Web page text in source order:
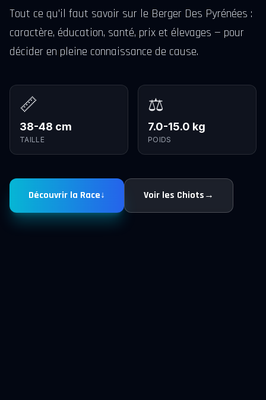
Tout ce qu'il faut savoir sur le Berger Des Pyrénées :
caractère, éducation, santé, prix et élevages — pour
décider en pleine connaissance de cause.
📏
38-48 cm
TAILLE
⚖️
7.0-15.0 kg
POIDS
Découvrir la Race↓ Voir les Chiots→